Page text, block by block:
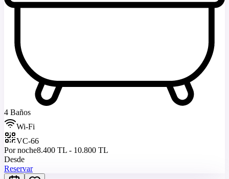
4 Baños
Wi-Fi
VC-66
Por noche8.400 TL - 10.800 TL
Desde
Reservar